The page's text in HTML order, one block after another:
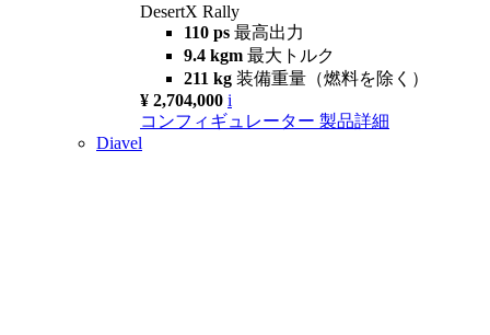
DesertX Rally
110 ps 最高出力
9.4 kgm 最大トルク
211 kg 装備重量（燃料を除く）
¥ 2,704,000 i
コンフィギュレーター 製品詳細
Diavel